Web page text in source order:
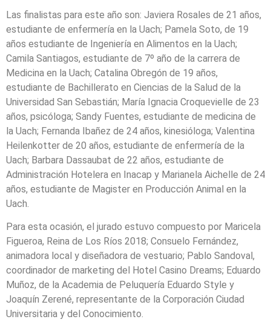
Las finalistas para este año son: Javiera Rosales de 21 años,
estudiante de enfermería en la Uach; Pamela Soto, de 19
años estudiante de Ingeniería en Alimentos en la Uach;
Camila Santiagos, estudiante de 7º año de la carrera de
Medicina en la Uach; Catalina Obregón de 19 años,
estudiante de Bachillerato en Ciencias de la Salud de la
Universidad San Sebastián; María Ignacia Croquevielle de 23
años, psicóloga; Sandy Fuentes, estudiante de medicina de
la Uach; Fernanda Ibañez de 24 años, kinesióloga; Valentina
Heilenkotter de 20 años, estudiante de enfermería de la
Uach; Barbara Dassaubat de 22 años, estudiante de
Administración Hotelera en Inacap y Marianela Aichelle de 24
años, estudiante de Magister en Producción Animal en la
Uach.
Para esta ocasión, el jurado estuvo compuesto por Maricela
Figueroa, Reina de Los Ríos 2018; Consuelo Fernández,
animadora local y diseñadora de vestuario; Pablo Sandoval,
coordinador de marketing del Hotel Casino Dreams; Eduardo
Muñoz, de la Academia de Peluquería Eduardo Style y
Joaquín Zerené, representante de la Corporación Ciudad
Universitaria y del Conocimiento.